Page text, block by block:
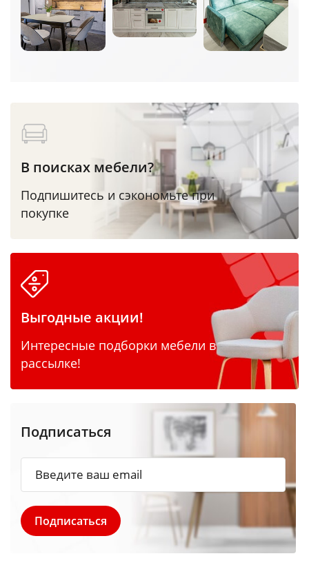
В поисках мебели?
Подпишитесь и сэкономьте при
покупке
Выгодные акции!
Интересные подборки мебели в
рассылке!
Подписаться